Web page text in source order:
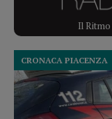
Il Ritmo
CRONACA PIACENZA